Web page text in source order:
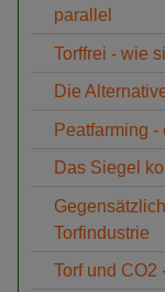
parallel
Torffrei - wie
Die
Peatfarming
Das Siegel
Torfindustrie
Torf und CO2